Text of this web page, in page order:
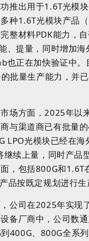
推出用于1.6T光模
种1.6T光模块产品
整材料PDK能力，
、提量，同时增加
也正在加快验证中
批量生产能力，并
场方面，2025年以
与渠道商已有批量
LPO光模块已经在海
续上量，同时产品
，包括800G和1.6T
品按既定规划进行生
公司在2025年实现
备厂商中，公司数
400G、800G全系列